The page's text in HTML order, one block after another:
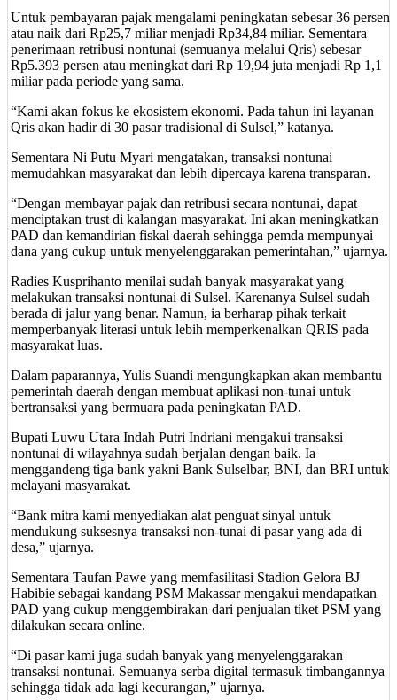
Untuk pembayaran pajak mengalami peningkatan sebesar 36 persen
atau naik dari Rp25,7 miliar menjadi Rp34,84 miliar. Sementara
penerimaan retribusi nontunai (semuanya melalui Qris) sebesar
Rp5.393 persen atau meningkat dari Rp 19,94 juta menjadi Rp 1,1
miliar pada periode yang sama.
“Kami akan fokus ke ekosistem ekonomi. Pada tahun ini layanan
Qris akan hadir di 30 pasar tradisional di Sulsel,” katanya.
Sementara Ni Putu Myari mengatakan, transaksi nontunai
memudahkan masyarakat dan lebih dipercaya karena transparan.
“Dengan membayar pajak dan retribusi secara nontunai, dapat
menciptakan trust di kalangan masyarakat. Ini akan meningkatkan
PAD dan kemandirian fiskal daerah sehingga pemda mempunyai
dana yang cukup untuk menyelenggarakan pemerintahan,” ujarnya.
Radies Kusprihanto menilai sudah banyak masyarakat yang
melakukan transaksi nontunai di Sulsel. Karenanya Sulsel sudah
berada di jalur yang benar. Namun, ia berharap pihak terkait
memperbanyak literasi untuk lebih memperkenalkan QRIS pada
masyarakat luas.
Dalam paparannya, Yulis Suandi mengungkapkan akan membantu
pemerintah daerah dengan membuat aplikasi non-tunai untuk
bertransaksi yang bermuara pada peningkatan PAD.
Bupati Luwu Utara Indah Putri Indriani mengakui transaksi
nontunai di wilayahnya sudah berjalan dengan baik. Ia
menggandeng tiga bank yakni Bank Sulselbar, BNI, dan BRI untuk
melayani masyarakat.
“Bank mitra kami menyediakan alat penguat sinyal untuk
mendukung suksesnya transaksi non-tunai di pasar yang ada di
desa,” ujarnya.
Sementara Taufan Pawe yang memfasilitasi Stadion Gelora BJ
Habibie sebagai kandang PSM Makassar mengakui mendapatkan
PAD yang cukup menggembirakan dari penjualan tiket PSM yang
dilakukan secara online.
“Di pasar kami juga sudah banyak yang menyelenggarakan
transaksi nontunai. Semuanya serba digital termasuk timbangannya
sehingga tidak ada lagi kecurangan,” ujarnya.